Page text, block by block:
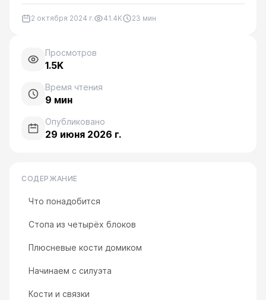
2 октября 2024 г. 41.4K 23 мин
Просмотров
1.5K
Время чтения
9 мин
Опубликовано
29 июня 2026 г.
СОДЕРЖАНИЕ
Что понадобится
Стопа из четырёх блоков
Плюсневые кости домиком
Начинаем с силуэта
Кости и связки